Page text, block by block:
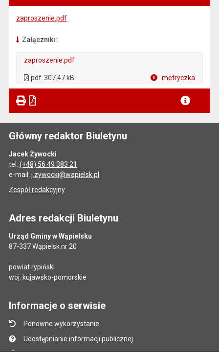
zaproszenie.pdf
Załączniki:
zaproszenie.pdf
pdf 307.47 kB metryczka
Główny redaktor Biuletynu
Jacek Żywocki
tel. (+48) 56 49 383 21
e-mail: j.zywocki@wapielsk.pl
Zespół redakcyjny
Adres redakcji Biuletynu
Urząd Gminy w Wąpielsku
87-337 Wąpielsk nr 20
powiat rypiński
woj. kujawsko-pomorskie
Informacje o serwisie
Ponowne wykorzystanie
Udostępnianie informacji publicznej